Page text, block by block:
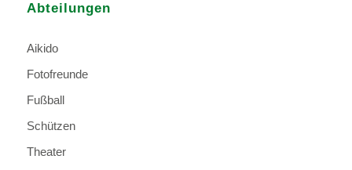
Abteilungen
Aikido
Fotofreunde
Fußball
Schützen
Theater